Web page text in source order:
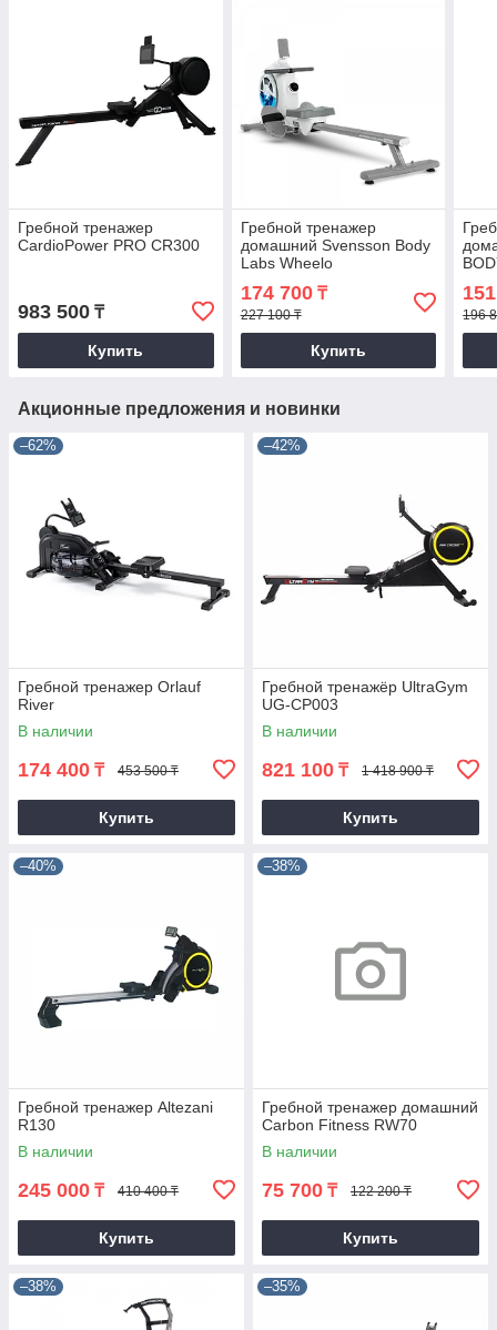
Гребной тренажер
CardioPower PRO CR300
983 500 ₸
Купить
Гребной тренажер
домашний Svensson Body
Labs Wheelo
174 700₸
227 100 ₸
Купить
196
Акционные предложения и новинки
–62%
Гребной тренажер Orlauf
River
В наличии
174 400 ₸ 453 500 ₸
Купить
–42%
Гребной тренажёр UltraGym
UG-CP003
В наличии
821 100 ₸ 1 418 900 ₸
Купить
–40%
Гребной тренажер Altezani
R130
В наличии
245 000 ₸ 410 400 ₸
Купить
–38%
Гребной тренажер домашний
Carbon Fitness RW70
В наличии
75 700 ₸ 122 200 ₸
Купить
–38% –35%